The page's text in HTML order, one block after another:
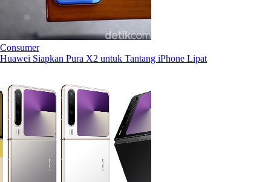
Consumer
Huawei Siapkan Pura X2 untuk Tantang iPhone Lipat